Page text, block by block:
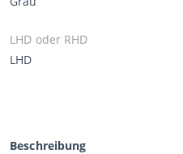
LHD oder RHD
LHD
Beschreibung